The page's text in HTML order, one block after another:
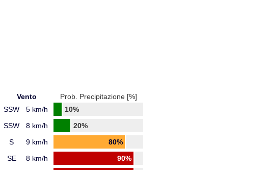
Vento
Prob. Precipitazione [%]
SSW 5 km/h
10%
SSW 8 km/h
20%
S 9 km/h
80%
SE 8 km/h
90%